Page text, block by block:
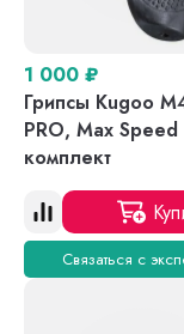
1 000 ₽
Грипсы Kugoo
PRO, Max Speed
комплект
Связаться с